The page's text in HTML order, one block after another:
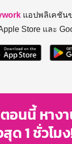
แอปพลิเคชัน
Store และ
อนนี้ หาง
ด 1 ชั่วโม